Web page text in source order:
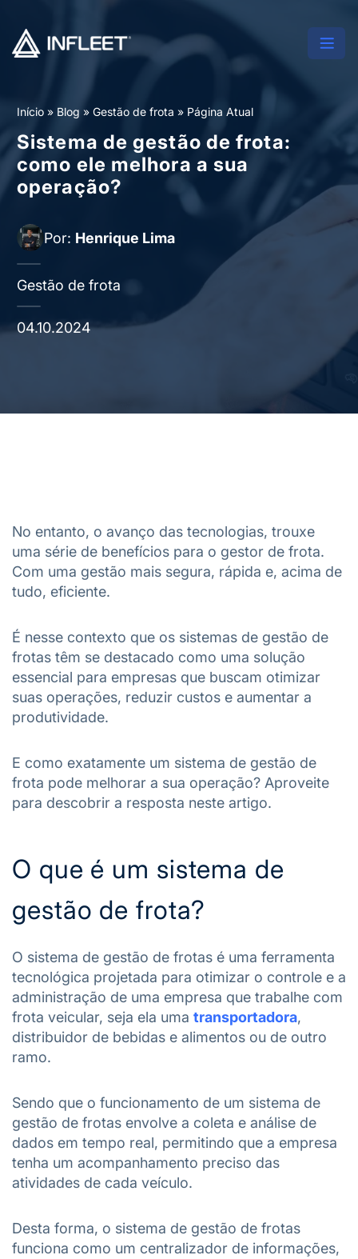
Início » Blog » Gestão de frota » Página Atual
Sistema de gestão de frota:
como ele melhora a sua
operação?
Por: Henrique Lima
Gestão de frota
04.10.2024
No entanto, o avanço das tecnologias, trouxe
uma série de benefícios para o gestor de frota.
Com uma gestão mais segura, rápida e, acima de
tudo, eficiente.
É nesse contexto que os sistemas de gestão de
frotas têm se destacado como uma solução
essencial para empresas que buscam otimizar
suas operações, reduzir custos e aumentar a
produtividade.
E como exatamente um sistema de gestão de
frota pode melhorar a sua operação? Aproveite
para descobrir a resposta neste artigo.
O que é um sistema de
gestão de frota?
O sistema de gestão de frotas é uma ferramenta
tecnológica projetada para otimizar o controle e a
administração de uma empresa que trabalhe com
frota veicular, seja ela uma transportadora,
distribuidor de bebidas e alimentos ou de outro
ramo.
Sendo que o funcionamento de um sistema de
gestão de frotas envolve a coleta e análise de
dados em tempo real, permitindo que a empresa
tenha um acompanhamento preciso das
atividades de cada veículo.
Desta forma, o sistema de gestão de frotas
funciona como um centralizador de informações,